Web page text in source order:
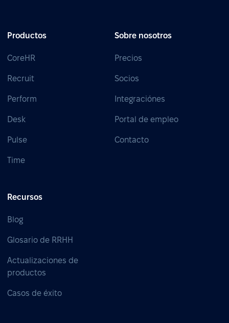
Productos
CoreHR
Recruit
Perform
Desk
Pulse
Time
Sobre nosotros
Precios
Socios
Integraciónes
Portal de empleo
Contacto
Recursos
Blog
Glosario de RRHH
Actualizaciones de
productos
Casos de éxito